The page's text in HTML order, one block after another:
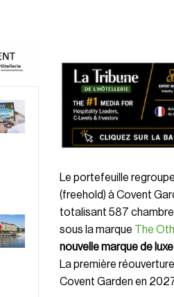
Le portefeuille
(freehold) à Covent
totalisant 587
sous la marque The
nouvelle marque de
La première
Covent Garden en